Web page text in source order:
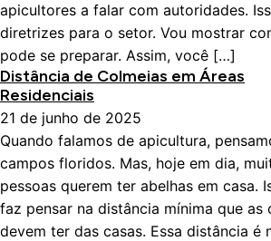
apicultores a falar com autoridades.
diretrizes para o setor. Vou mostrar
pode se preparar. Assim, você […]
Distância de Colmeias em Áreas
Residenciais
21 de junho de 2025
Quando falamos de apicultura,
campos floridos. Mas, hoje em dia,
pessoas querem ter abelhas em casa.
faz pensar na distância mínima que as
devem ter das casas. Essa distância é